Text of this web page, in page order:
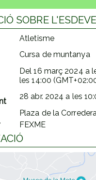
SOBRE
Atletisme
Cursa de muntanya
Del16 març 2024 a
les14:00
28 abr. 2024 a les
Plaza de la
FEXME